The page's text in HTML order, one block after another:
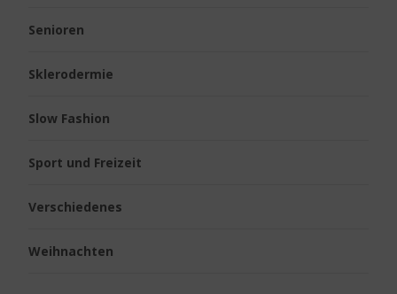
Senioren
Sklerodermie
Slow Fashion
Sport und Freizeit
Verschiedenes
Weihnachten